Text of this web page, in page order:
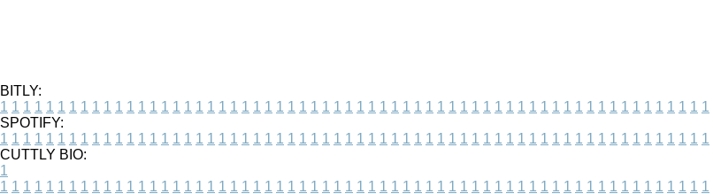
BITLY:
1 1 1 1 1 1 1 1 1 1 1 1 1 1 1 1 1 1 1 1 1 1 1 1 1 1 1 1 1 1 1 1 1 1 1 1 1 1 1 1 1 1 1 1 1 1 1 1 1 1 1 1 1 1 1 1 1 1 1 1 1 1
SPOTIFY:
1 1 1 1 1 1 1 1 1 1 1 1 1 1 1 1 1 1 1 1 1 1 1 1 1 1 1 1 1 1 1 1 1 1 1 1 1 1 1 1 1 1 1 1 1 1 1 1 1 1 1 1 1 1 1 1 1 1 1 1 1 1
CUTTLY BIO:
1
1 1 1 1 1 1 1 1 1 1 1 1 1 1 1 1 1 1 1 1 1 1 1 1 1 1 1 1 1 1 1 1 1 1 1 1 1 1 1 1 1 1 1 1 1 1 1 1 1 1 1 1 1 1 1 1 1 1 1 1 1 1